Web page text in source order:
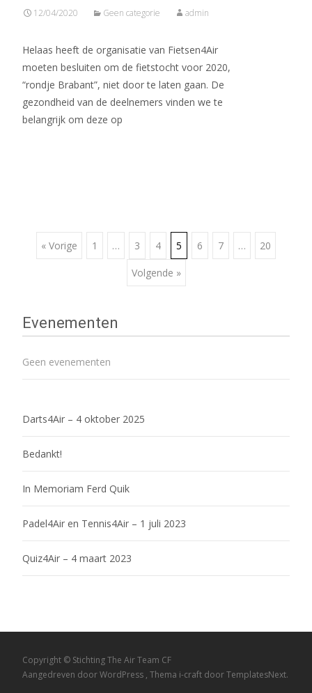
12/04/2020 Geen categorie admin
Helaas heeft de organisatie van Fietsen4Air
moeten besluiten om de fietstocht voor 2020,
“rondje Brabant”, niet door te laten gaan. De
gezondheid van de deelnemers vinden we te
belangrijk om deze op
Berichtennavigatie
« Vorige 1 … 3 4 5 6 7 … 20
Volgende »
Evenementen
Geen evenementen
Darts4Air – 4 oktober 2025
Bedankt!
In Memoriam Ferd Quik
Padel4Air en Tennis4Air – 1 juli 2023
Quiz4Air – 4 maart 2023
Copyright © Stichting The Air Team CF
Aangedreven door WordPress , Thema i-craft door TemplatesNext.